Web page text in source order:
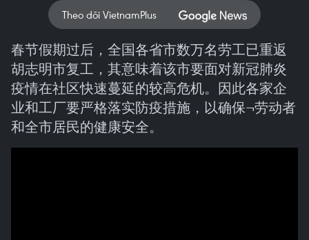
Theo dõi VietnamPlus
春节假期过后，全国各省市数万名劳工已重返
胡志明市复工，其意味着该市要面对新冠肺炎
疫情在社区快速蔓延的较高危机。因此各家企
业和工厂要严格落实防疫措施，以确保¬劳动者
和全市居民的健康安全。